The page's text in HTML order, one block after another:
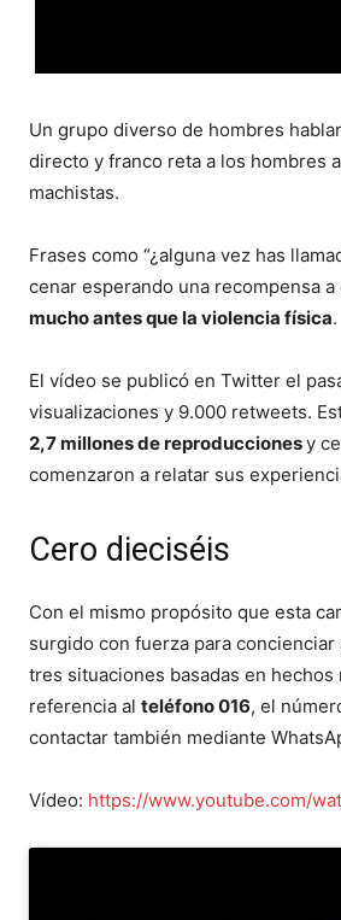
Un grupo diverso de hombres
directo y franco reta a los hombres
machistas.
Frases como “¿alguna vez has
cenar esperando una recompensa
mucho antes que la violencia física.
El vídeo se publicó en Twitter el
visualizaciones y 9.000 retweets.
2,7 millones de reproduccionesy
comenzaron a relatar sus
Cero dieciséis
Con el mismo propósito que esta
surgido con fuerza para concienciar
tres situaciones basadas en
referencia al teléfono 016, el
contactar también mediante
Vídeo: https://www.youtube.com/